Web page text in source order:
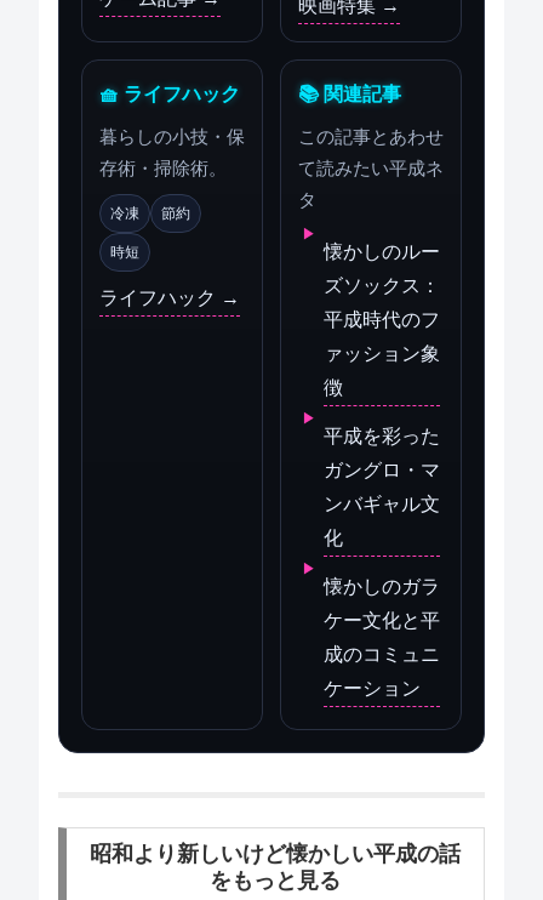
映画特集 →
🧺 ライフハック
暮らしの小技・保
存術・掃除術。
冷凍 節約
時短
ライフハック →
📚 関連記事
この記事とあわせ
て読みたい平成ネ
タ
懐かしのルー
ズソックス：
平成時代のフ
ァッション象
徴
平成を彩った
ガングロ・マ
ンバギャル文
化
懐かしのガラ
ケー文化と平
成のコミュニ
ケーション
昭和より新しいけど懐かしい平成の話
をもっと見る